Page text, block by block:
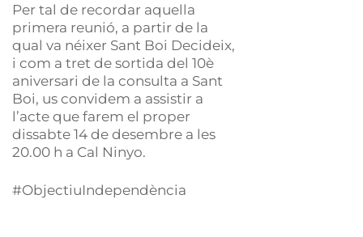
Per tal de recordar aquella
primera reunió, a partir de la
qual va néixer Sant Boi Decideix,
i com a tret de sortida del 10è
aniversari de la consulta a Sant
Boi, us convidem a assistir a
l’acte que farem el proper
dissabte 14 de desembre a les
20.00 h a Cal Ninyo.
#ObjectiuIndependència